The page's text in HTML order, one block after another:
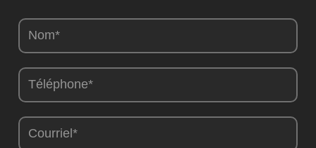
Camions
FR